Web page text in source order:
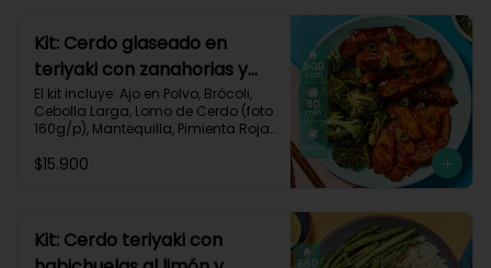
Kit: Cerdo glaseado en
teriyaki con zanahorias y
brócoli asados-125
El kit incluye: Ajo en Polvo, Brócoli,
Cebolla Larga, Lomo de Cerdo (foto
160g/p), Mantequilla, Pimienta Roja,
Impresa.
$15.900
Kit: Cerdo teriyaki con